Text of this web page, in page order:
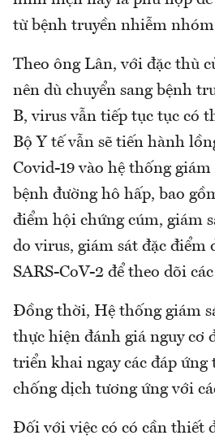
từ bệnh truyền nhiễm
Theo ông Lân, với đặc thù
nên dù chuyển sang bệnh
B, virus vẫn tiếp tục tục có
Bộ Y tế vẫn sẽ tiến hành
Covid-19 vào hệ thống
bệnh đường hô hấp, bao
điểm hội chứng cúm, giám
do virus, giám sát đặc điểm
SARS-CoV-2 để theo dõi
Đồng thời, Hệ thống giám
thực hiện đánh giá nguy cơ
triển khai ngay các đáp ứng
chống dịch tương ứng với
Đối với việc có có cần thiết